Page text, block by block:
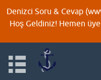
Denizci Soru & Cevap
Hoş Geldiniz! Hemen